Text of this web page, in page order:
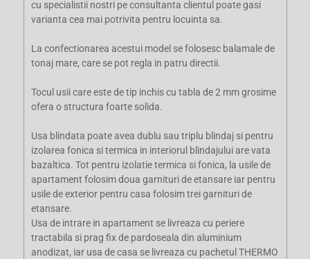
cu specialistii nostri pe consultanta clientul poate gasi
varianta cea mai potrivita pentru locuinta sa.
La confectionarea acestui model se folosesc balamale de
tonaj mare, care se pot regla in patru directii.
Tocul usii care este de tip inchis cu tabla de 2 mm grosime
ofera o structura foarte solida.
Usa blindata poate avea dublu sau triplu blindaj si pentru
izolarea fonica si termica in interiorul blindajului are vata
bazaltica. Tot pentru izolatie termica si fonica, la usile de
apartament folosim doua garnituri de etansare iar pentru
usile de exterior pentru casa folosim trei garnituri de
etansare.
Usa de intrare in apartament se livreaza cu periere
tractabila si prag fix de pardoseala din aluminium
anodizat, iar usa de casa se livreaza cu pachetul THERMO